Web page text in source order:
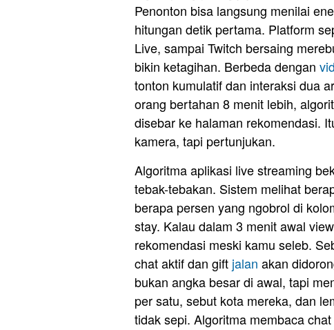
Penonton bisa langsung menilai
hitungan detik pertama. Platform
Live, sampai Twitch bersaing
bikin ketagihan. Berbeda dengan
tonton kumulatif dan interaksi dua
orang bertahan 8 menit lebih,
disebar ke halaman rekomendasi.
kamera, tapi pertunjukan.
Algoritma aplikasi live streaming
tebak-tebakan. Sistem melihat
berapa persen yang ngobrol di
stay. Kalau dalam 3 menit awal
rekomendasi meski kamu seleb.
chat aktif dan gift jalan akan
bukan angka besar di awal, tapi
per satu, sebut kota mereka, dan
tidak sepi. Algoritma membaca